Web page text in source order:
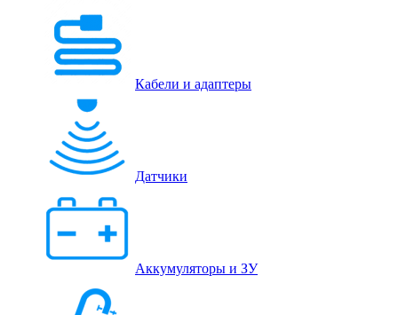
Кабели и адаптеры
Датчики
Аккумуляторы и ЗУ